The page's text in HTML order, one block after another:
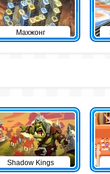
Махжонг
Shadow Kings